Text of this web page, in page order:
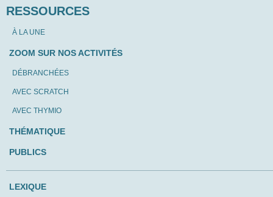
RESSOURCES
À LA UNE
ZOOM SUR NOS ACTIVITÉS
DÉBRANCHÉES
AVEC SCRATCH
AVEC THYMIO
THÉMATIQUE
PUBLICS
LEXIQUE